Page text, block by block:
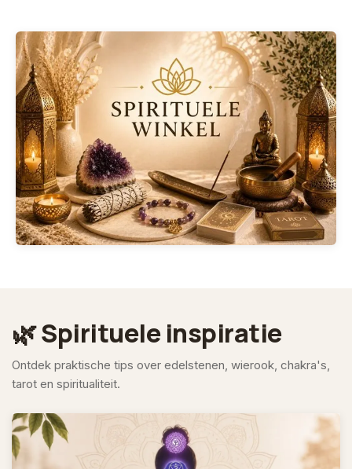
🌿 Spirituele inspiratie
Ontdek praktische tips over edelstenen, wierook, chakra's,
tarot en spiritualiteit.